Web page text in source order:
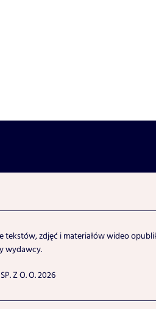
tekstów, zdjęć i materiałów wideo
wydawcy.
Z O. O. 2026